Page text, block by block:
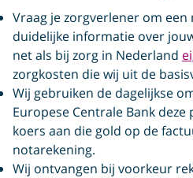
Vraag je zorgverlener om
duidelijke informatie over
net als bij zorg in Nederland
zorgkosten die wij uit de
Wij gebruiken de dagelijkse
Europese Centrale Bank
koers aan die gold op de
notarekening.
Wij ontvangen bij voorkeur